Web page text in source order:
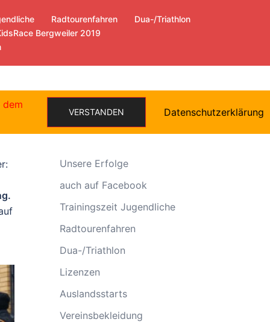
Radtourenfahren
Dua-/Triathlon
Bergweiler 2019
Allgemein
Unsere Erfolge
auch auf Facebook
Trainingszeit Jugendliche
Radtourenfahren
Dua-/Triathlon
Lizenzen
Auslandsstarts
Vereinsbekleidung
VERSTANDEN Datenschutzerklärung